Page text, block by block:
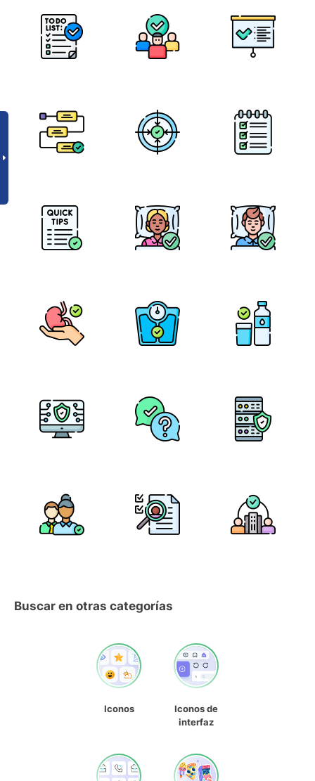
Buscar en otras categorías
Iconos
Iconos de
interfaz